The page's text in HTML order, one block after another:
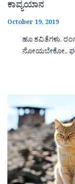
ಕಾವ್ಯಯಾನ
October 19, 2019
ಹೂ ಕವಿತೆಗಳು.
ನೋಯಬೇಕೋ..